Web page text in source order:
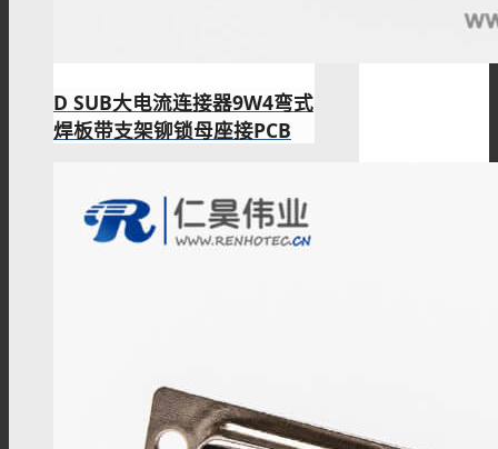
D SUB大电流连接器9W4弯式
焊板带支架铆锁母座接PCB